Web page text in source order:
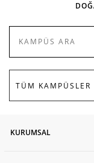
KURUMSAL